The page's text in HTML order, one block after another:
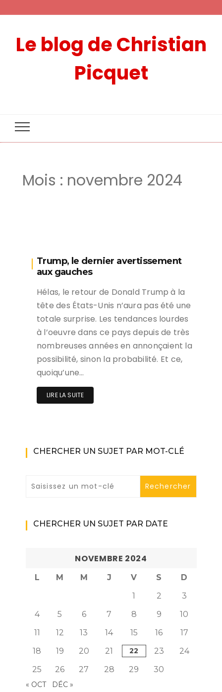
Le blog de Christian
Picquet
Mois : novembre 2024
Trump, le dernier avertissement
aux gauches
Hélas, le retour de Donald Trump à la
tête des États-Unis n’aura pas été une
totale surprise. Les tendances lourdes
à l’oeuvre dans ce pays depuis de très
nombreuses années en annonçaient la
possibilité, sinon la probabilité. Et ce,
quoiqu’une…
LIRE LA SUITE
CHERCHER UN SUJET PAR MOT-CLÉ
CHERCHER UN SUJET PAR DATE
NOVEMBRE 2024
L M M J V S
D
1
2
3
4
5 6 7 8 9
10
11
12 13 14 15 16
17
18
19 20 21 22 23
24
25
26 27 28 29 30
« OCT DÉC »